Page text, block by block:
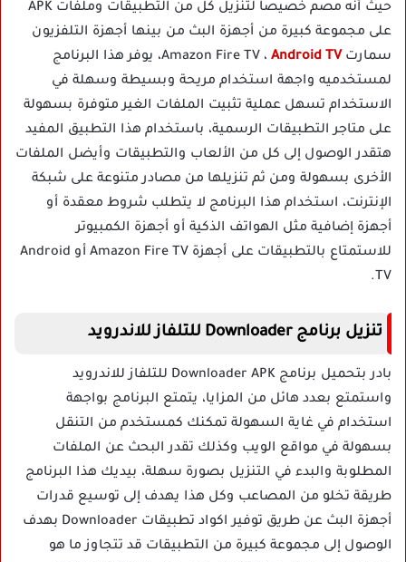
حيث أنه مصم خصيصا لتنزيل كل من التطبيقات وملفات APK
على مجموعة كبيرة من أجهزة البث من بينها أجهزة التلفزيون
سمارت Amazon Fire TV ، Android TV
، يوفر هذا البرنامج
لمستخدميه واجهة استخدام مريحة وبسيطة وسهلة في
الاستخدام تسهل عملية تثبيت الملفات الغير متوفرة بسهولة
على متاجر التطبيقات الرسمية، باستخدام هذا التطبيق المفيد
هتقدر الوصول إلى كل من الألعاب والتطبيقات وأيضل الملفات
الأخرى بسهولة ومن ثم تنزيلها من مصادر متنوعة على شبكة
الإنترنت، استخدام هذا البرنامج لا يتطلب شروط معقدة أو
أجهزة إضافية مثل الهواتف الذكية أو أجهزة الكمبيوتر
للاستمتاع بالتطبيقات على أجهزة Amazon Fire TV أو Android
TV.
تنزيل برنامج Downloader للتلفاز للاندرويد
بادر بتحميل برنامج Downloader APK للتلفاز للاندرويد
واستمتع بعدد هائل من المزايا، يتمتع البرنامج بواجهة
استخدام في غاية السهولة تمكنك كمستخدم من التنقل
بسهولة في مواقع الويب وكذلك تقدر البحث عن الملفات
المطلوبة والبدء في التنزيل بصورة سهلة، بيديك هذا البرنامج
طريقة تخلو من المصاعب وكل هذا يهدف إلى توسيع قدرات
أجهزة البث عن طريق توفير اكواد تطبيقات Downloader بهدف
الوصول إلى مجموعة كبيرة من التطبيقات قد تتجاوز ما هو